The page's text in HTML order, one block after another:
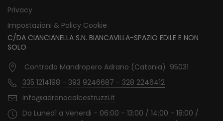
Privacy
Impostazioni & Policy Cookie
C/DA CIANCIANELLA S.N. BIANCAVILLA-SPAZIO EDILE E NON
SOLO
Contrada Mandropero Adrano (Catania) 95031
335 1214198 - 393 9246687 - 328 2246412
info@adranocalcestruzzi.it
Da Lunedì a Venerdi - 06:00 - 13:00 / 14:00 - 18:00 /